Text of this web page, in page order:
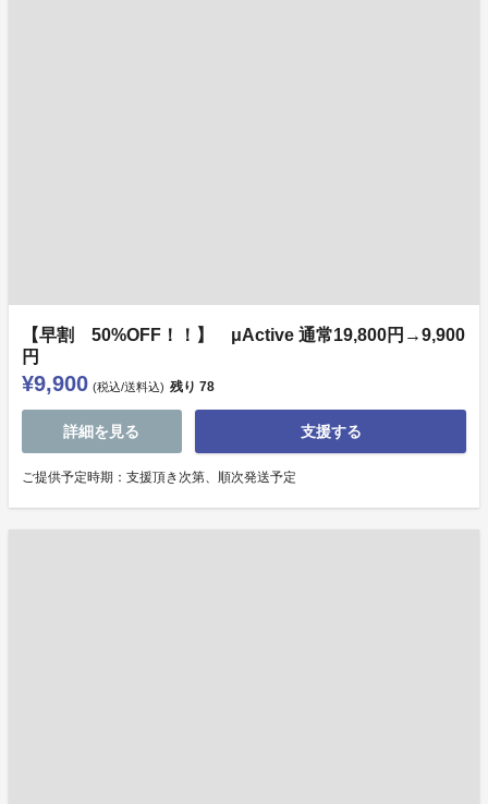
【早割 50%OFF！！】 μActive 通常19,800円→9,900
円
¥9,900 (税込/送料込) 残り 78
詳細を見る 支援する
ご提供予定時期：支援頂き次第、順次発送予定